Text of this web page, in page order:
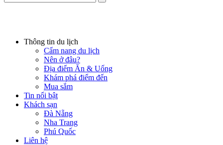
Thông tin du lịch
Cẩm nang du lịch
Nên ở đâu?
Địa điểm Ăn & Uống
Khám phá điểm đến
Mua sắm
Tin nổi bật
Khách sạn
Đà Nẵng
Nha Trang
Phú Quốc
Liên hệ